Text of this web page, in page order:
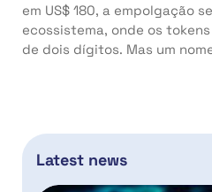
em US$ 180, a empolgação
ecossistema, onde os
de dois dígitos. Mas um
Latest news